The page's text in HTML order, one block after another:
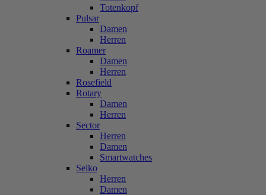
Totenkopf
Pulsar
Damen
Herren
Roamer
Damen
Herren
Rosefield
Rotary
Damen
Herren
Sector
Herren
Damen
Smartwatches
Seiko
Herren
Damen